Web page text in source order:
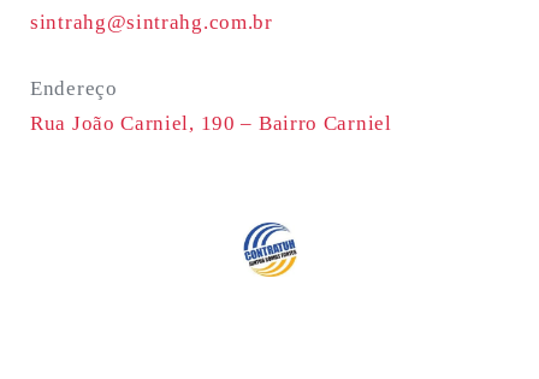
sintrahg@sintrahg.com.br
Endereço
Rua João Carniel, 190 – Bairro Carniel